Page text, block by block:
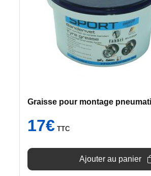
Graisse pour montage
17€ TTC
Ajouter au panier